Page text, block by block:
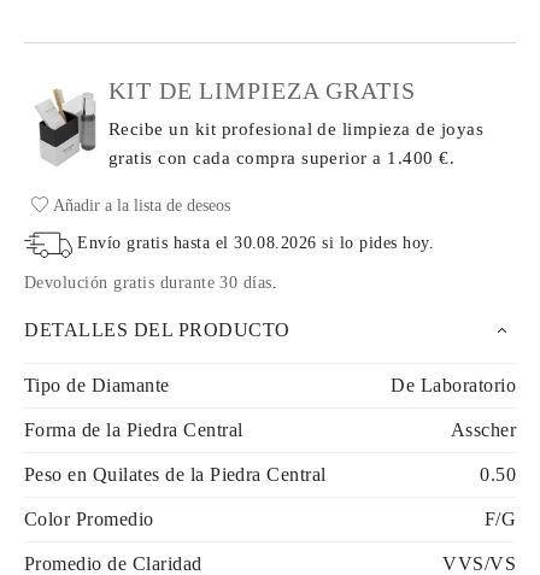
KIT DE LIMPIEZA GRATIS
Recibe un kit profesional de limpieza de joyas
gratis con cada comprasuperior a 1.400 €.
Añadir a la lista de deseos
Envío gratis hasta el30.08.2026 si lo pides hoy.
Devolución gratis durante 30 días
DETALLES DEL PRODUCTO
Tipo de Diamante De Laboratorio
Forma de la Piedra Central Asscher
Peso en Quilates de la Piedra Central 0.50
Color Promedio F/G
Promedio de Claridad VVS/VS